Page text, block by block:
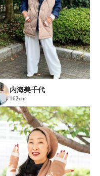
内海美千代
162cm